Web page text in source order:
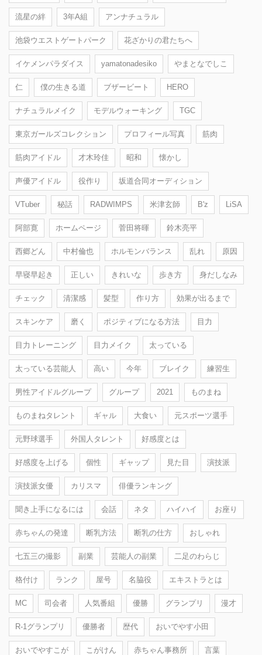
流星の絆 3年A組 アンナチュラル
池袋ウエストゲートパーク 花ざかりの君たちへ
イケメンパラダイス yamatonadesiko やまとなでしこ
仁 僕の生きる道 ブザービート HERO
ナチュラルメイク モデルウォーキング TGC
東京ガールズコレクション プロフィール写真 筋肉
筋肉アイドル 才木玲佳 昭和 懐かし
声優アイドル 役作り 坂道合同オーディション
VTuber 秘話 RADWIMPS 米津玄師 B'z LiSA
阿部寛 ホームページ 菅田将暉 鈴木亮平
西郷どん 中村倫也 ホルモンバランス 乱れ 原因
早寝早起き 正しい きれいな 歩き方 身だしなみ
チェック 清潔感 髪型 作り方 効果が出るまで
スキンケア 磨く ポジティブになる方法 目力
目力トレーニング 目力メイク 太っている
太っている芸能人 高い 今年 ブレイク 練習生
男性アイドルグループ グループ 2021 ものまね
ものまねタレント ギャル 大食い 元スポーツ選手
元野球選手 外国人タレント 好感度とは
好感度を上げる 個性 ギャップ 見た目 演技派
演技派女優 カリスマ 俳優ランキング
聞き上手になるには 会話 ネタ ハイハイ お座り
赤ちゃんの発達 断乳方法 断乳の仕方 おしゃれ
七五三の撮影 副業 芸能人の副業 二足のわらじ
格付け ランク 屋号 名脇役 エキストラとは
MC 司会者 人気番組 優勝 グランプリ 漫才
R-1グランプリ 優勝者 歴代 おいでやす小田
おいでやすこが こがけん 赤ちゃん事務所 言葉